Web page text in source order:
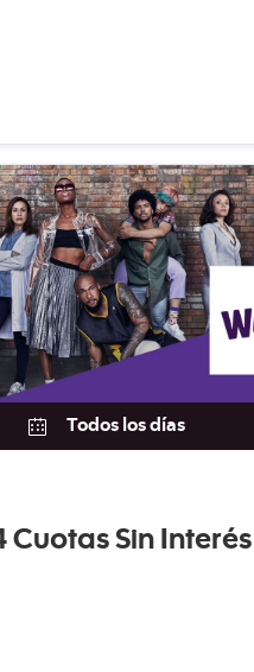
Todos los días
Cuotas Sin Interés